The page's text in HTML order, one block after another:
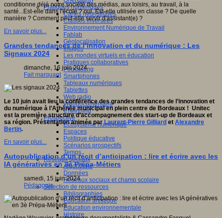
Pratiques numériques
Cartes heuristiques
Classes inversées
Environnement Numérique de Travail
Fablab
Géolocalisation
Images
Les mondes virtuels en éducation
Pratiques collaboratives
Podcasting
Smartphones
Tableaux numériques
Tablettes
Web radio
Webdocumentaire
eTwinning
Prospective
Ecosystème numérique
Espaces
Politique éducative
Scénarios prospectifs
Temps
Réseaux sociaux
Algorithme
Données
Réseaux sociaux et champ scolaire
Sélection de ressources
Bibliographies
Education artistique
Education environnementale
Histoire
conditionne déjà notre société des médias, aux loisirs, au travail, à la
santé...Est-elle dans l'école ? oui. Est-elle utilisée en classe ? De quelle
manière ? Comment peut-elle servir d'assistant(e) ?
En savoir plus...
Grandes tendances de l’innovation et du numérique : Les
Signaux 2024
dimanche, 16 juin 2024
Fait marquant
Le 10 juin avait lieu la conférence des grandes tendances de l’innovation et
du numérique à l’Athénée municipal en plein centre de Bordeaux ! Unitec
est la première structure d’accompagnement des start-up de Bordeaux et
sa région. Présentation animée parLaurent-Pierre Gilliard et Alexandre
Bertin.
En savoir plus...
Autopublication d’un récit d’anticipation : lire et écrire avec les
IA génératives en 3è Prépa-Métiers
samedi, 15 juin 2024
Pédagogie